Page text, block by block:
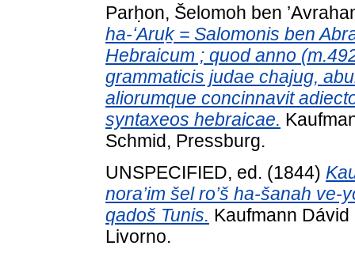
Parḥon, Šelomoh ben
ha-ʻAruḵ = Salomonis ben
Hebraicum ; quod anno
grammaticis judae chajug,
aliorumque concinnavit
syntaxeos hebraicae.
Schmid, Pressburg.
UNSPECIFIED, ed. (1844)
nora’im šel ro’š ha-šanah
qadoš Tunis. Kaufmann
Livorno.